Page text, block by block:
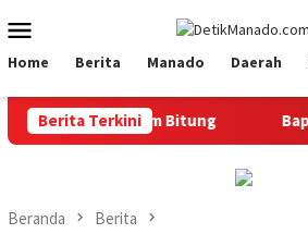
ke
kontenMobile
Home Berita Manado Daerah
Berita Terkini
di Bapelkum Bitung
Beranda Berita